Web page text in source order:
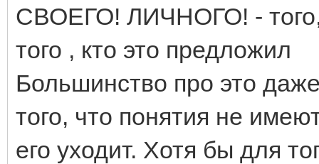
СВОЕГО! ЛИЧНОГО! - того,
того , кто это предложил
Большинство про это
того, что понятия не
его уходит. Хотя бы для